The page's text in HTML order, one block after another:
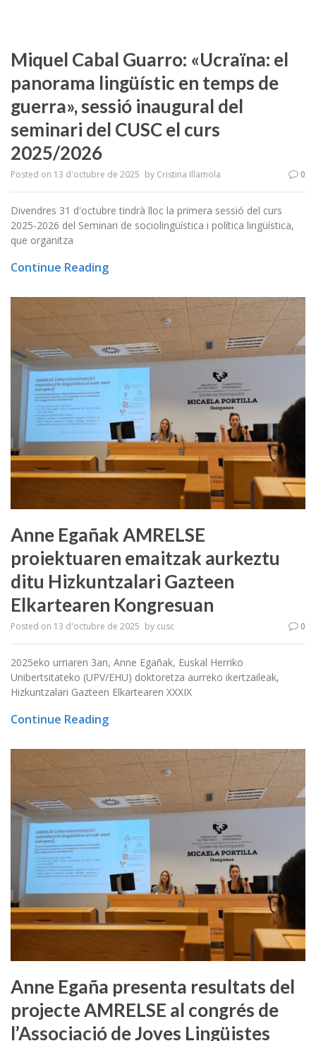
Miquel Cabal Guarro: «Ucraïna: el
panorama lingüístic en temps de
guerra», sessió inaugural del
seminari del CUSC el curs
2025/2026
Posted on 13 d'octubre de 2025 by Cristina Illamola 0
Divendres 31 d'octubre tindrà lloc la primera sessió del curs
2025-2026 del Seminari de sociolingüística i política lingüística,
que organitza
Continue Reading
Anne Egañak AMRELSE
proiektuaren emaitzak aurkeztu
ditu Hizkuntzalari Gazteen
Elkartearen Kongresuan
Posted on 13 d'octubre de 2025 by cusc 0
2025eko urriaren 3an, Anne Egañak, Euskal Herriko
Unibertsitateko (UPV/EHU) doktoretza aurreko ikertzaileak,
Hizkuntzalari Gazteen Elkartearen XXXIX
Continue Reading
Anne Egaña presenta resultats del
projecte AMRELSE al congrés de
l’Associació de Joves Lingüistes